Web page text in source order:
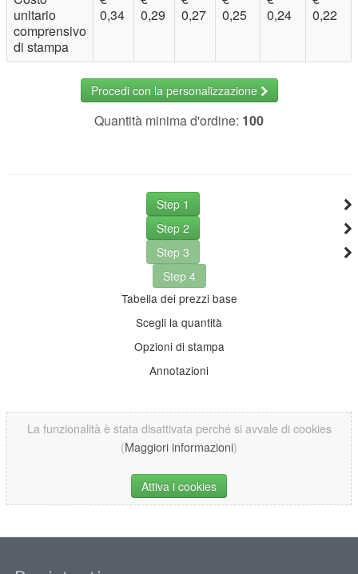
unitario
comprensivo
di stampa
0,34
0,29
0,27
0,25
0,24
0,22
Procedi con la personalizzazione
Quantità minima d'ordine: 100
Step 1
Step 2
Step 3
Step 4
Tabella dei prezzi base
Scegli la quantità
Opzioni di stampa
Annotazioni
La funzionalità è stata disattivata perché si avvale di cookies
(Maggiori informazioni)
Attiva i cookies